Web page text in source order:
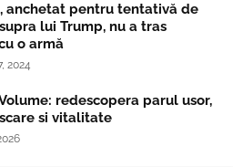
anchetat pentru tentativă de
lui Trump, nu a tras
o armă
2024
Volume: redescopera parul usor,
si vitalitate